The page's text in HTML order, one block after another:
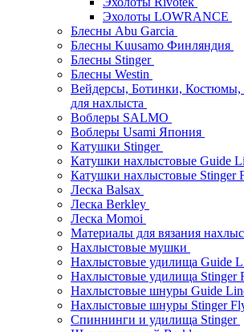
Эхолоты LOWRANCE
Блесны Abu Garcia
Блесны Kuusamo Финляндия
Блесны Stinger
Блесны Westin
Вейдерсы, Ботинки, Костюмы,
для нахлыста
Воблеры SALMO
Воблеры Usami Япония
Катушки Stinger
Катушки нахлыстовые Guide
Катушки нахлыстовые Stinger
Леска Balsax
Леска Berkley
Леска Momoi
Материалы для вязания
Нахлыстовые мушки
Нахлыстовые удилища Guide
Нахлыстовые удилища Stinger
Нахлыстовые шнуры Guide
Нахлыстовые шнуры Stinger
Спиннинги и удилища Stinger